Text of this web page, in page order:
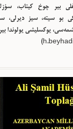
بیر چوخ کیتاب،
بو سیته، سیز دیرلی،
یوکسلیشی یولوندا
)